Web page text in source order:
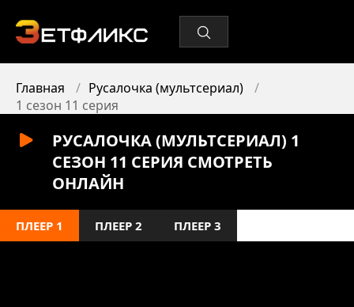
Главная
Русалочка (мультсериал)
1 сезон 11 серия
РУСАЛОЧКА (МУЛЬТСЕРИАЛ) 1
СЕЗОН 11 СЕРИЯ СМОТРЕТЬ
ОНЛАЙН
ПЛЕЕР 1 ПЛЕЕР 2 ПЛЕЕР 3